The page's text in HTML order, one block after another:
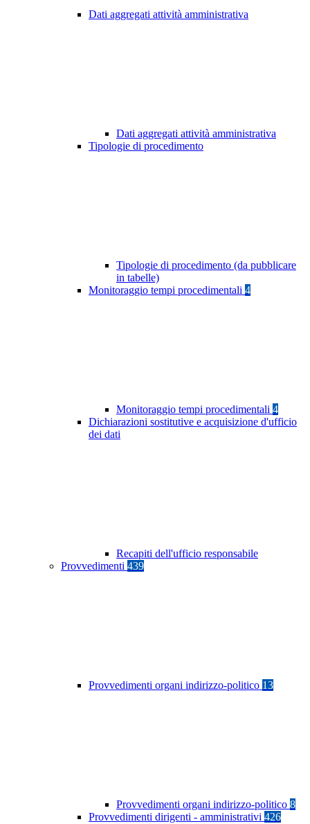
Dati aggregati attività amministrativa
Dati aggregati attività amministrativa
Tipologie di procedimento
Tipologie di procedimento (da pubblicare
in tabelle)
Monitoraggio tempi procedimentali 4
Monitoraggio tempi procedimentali 4
Dichiarazioni sostitutive e acquisizione d'ufficio
dei dati
Recapiti dell'ufficio responsabile
Provvedimenti 439
Provvedimenti organi indirizzo-politico 13
Provvedimenti organi indirizzo-politico 8
Provvedimenti dirigenti - amministrativi 426